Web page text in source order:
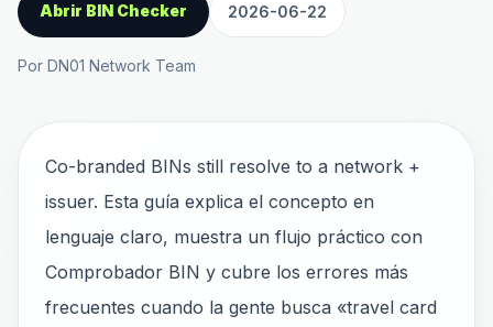
Abrir BIN Checker 2026-06-22
Por DN01 Network Team
Co-branded BINs still resolve to a network +
issuer. Esta guía explica el concepto en
lenguaje claro, muestra un flujo práctico con
Comprobador BIN y cubre los errores más
frecuentes cuando la gente busca «travel card